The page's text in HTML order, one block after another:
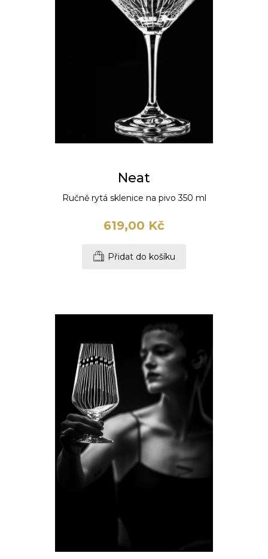
Neat
Ručně rytá sklenice na pivo 350 ml
619,00 Kč
Přidat do košíku